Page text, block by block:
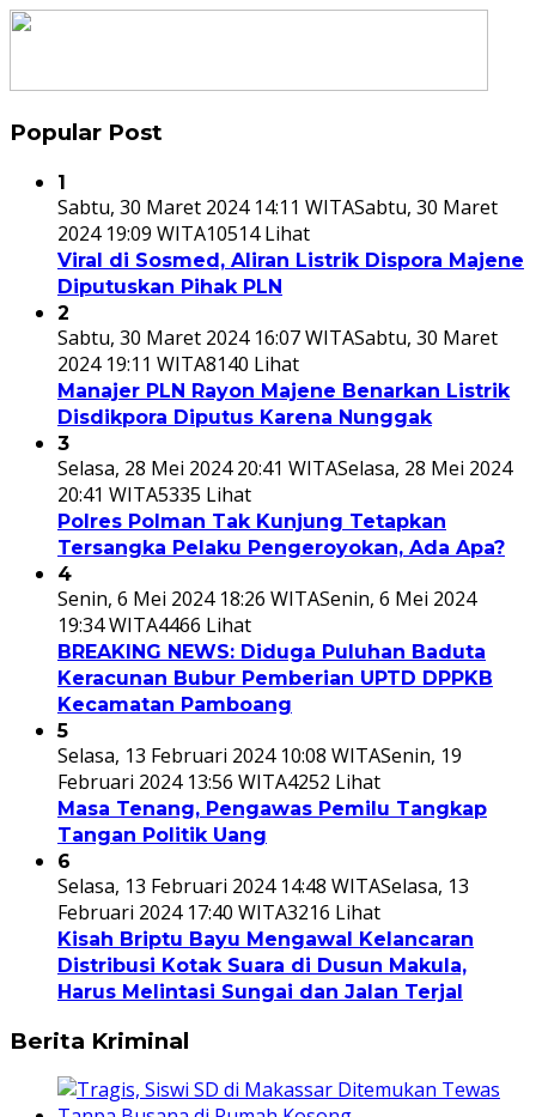
Popular Post
1
Sabtu, 30 Maret 2024 14:11 WITASabtu, 30 Maret
2024 19:09 WITA10514 Lihat
Viral di Sosmed, Aliran Listrik Dispora Majene
Diputuskan Pihak PLN
2
Sabtu, 30 Maret 2024 16:07 WITASabtu, 30 Maret
2024 19:11 WITA8140 Lihat
Manajer PLN Rayon Majene Benarkan Listrik
Disdikpora Diputus Karena Nunggak
3
Selasa, 28 Mei 2024 20:41 WITASelasa, 28 Mei 2024
20:41 WITA5335 Lihat
Polres Polman Tak Kunjung Tetapkan
Tersangka Pelaku Pengeroyokan, Ada Apa?
4
Senin, 6 Mei 2024 18:26 WITASenin, 6 Mei 2024
19:34 WITA4466 Lihat
BREAKING NEWS: Diduga Puluhan Baduta
Keracunan Bubur Pemberian UPTD DPPKB
Kecamatan Pamboang
5
Selasa, 13 Februari 2024 10:08 WITASenin, 19
Februari 2024 13:56 WITA4252 Lihat
Masa Tenang, Pengawas Pemilu Tangkap
Tangan Politik Uang
6
Selasa, 13 Februari 2024 14:48 WITASelasa, 13
Februari 2024 17:40 WITA3216 Lihat
Kisah Briptu Bayu Mengawal Kelancaran
Distribusi Kotak Suara di Dusun Makula,
Harus Melintasi Sungai dan Jalan Terjal
Berita Kriminal